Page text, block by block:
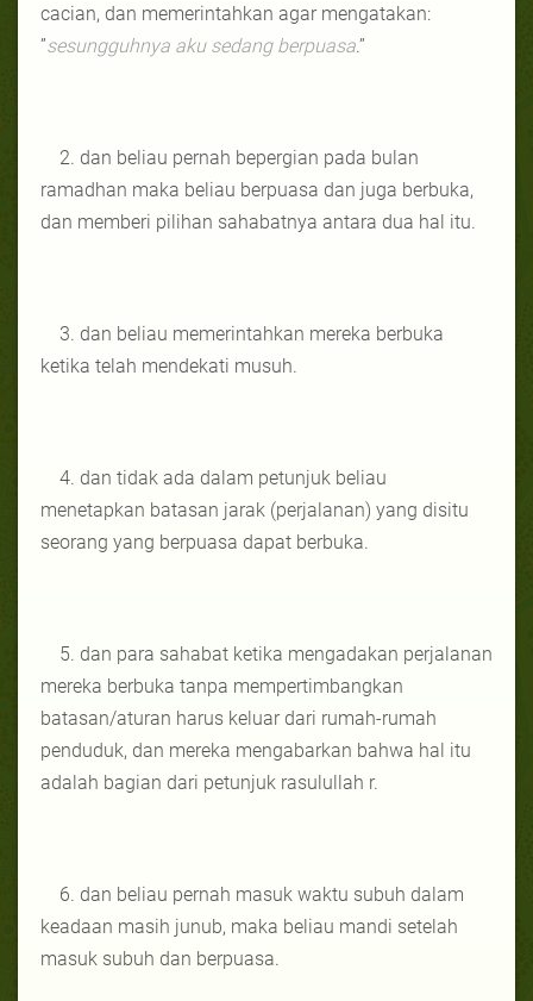
cacian, dan memerintahkan agar mengatakan:
”sesungguhnya aku sedang berpuasa.”
2. dan beliau pernah bepergian pada bulan
ramadhan maka beliau berpuasa dan juga berbuka,
dan memberi pilihan sahabatnya antara dua hal itu.
3. dan beliau memerintahkan mereka berbuka
ketika telah mendekati musuh.
4. dan tidak ada dalam petunjuk beliau
menetapkan batasan jarak (perjalanan) yang disitu
seorang yang berpuasa dapat berbuka.
5. dan para sahabat ketika mengadakan perjalanan
mereka berbuka tanpa mempertimbangkan
batasan/aturan harus keluar dari rumah-rumah
penduduk, dan mereka mengabarkan bahwa hal itu
adalah bagian dari petunjuk rasulullah r.
6. dan beliau pernah masuk waktu subuh dalam
keadaan masih junub, maka beliau mandi setelah
masuk subuh dan berpuasa.